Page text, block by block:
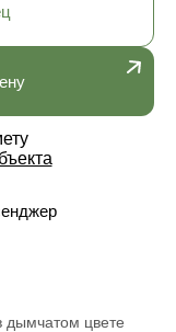
цвете